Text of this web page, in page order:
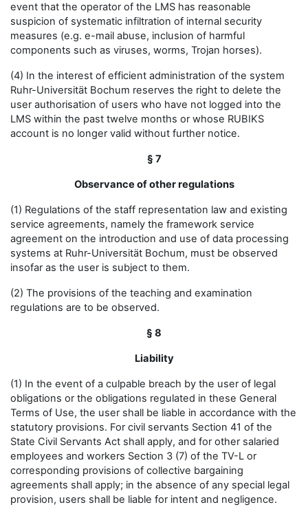
event that the operator of the LMS has reasonable
suspicion of systematic infiltration of internal security
measures (e.g. e-mail abuse, inclusion of harmful
components such as viruses, worms, Trojan horses).
(4) In the interest of efficient administration of the system
Ruhr-Universität Bochum reserves the right to delete the
user authorisation of users who have not logged into the
LMS within the past twelve months or whose RUBIKS
account is no longer valid without further notice.
§ 7
Observance of other regulations
(1) Regulations of the staff representation law and existing
service agreements, namely the framework service
agreement on the introduction and use of data processing
systems at Ruhr-Universität Bochum, must be observed
insofar as the user is subject to them.
(2) The provisions of the teaching and examination
regulations are to be observed.
§ 8
Liability
(1) In the event of a culpable breach by the user of legal
obligations or the obligations regulated in these General
Terms of Use, the user shall be liable in accordance with the
statutory provisions. For civil servants Section 41 of the
State Civil Servants Act shall apply, and for other salaried
employees and workers Section 3 (7) of the TV-L or
corresponding provisions of collective bargaining
agreements shall apply; in the absence of any special legal
provision, users shall be liable for intent and negligence.